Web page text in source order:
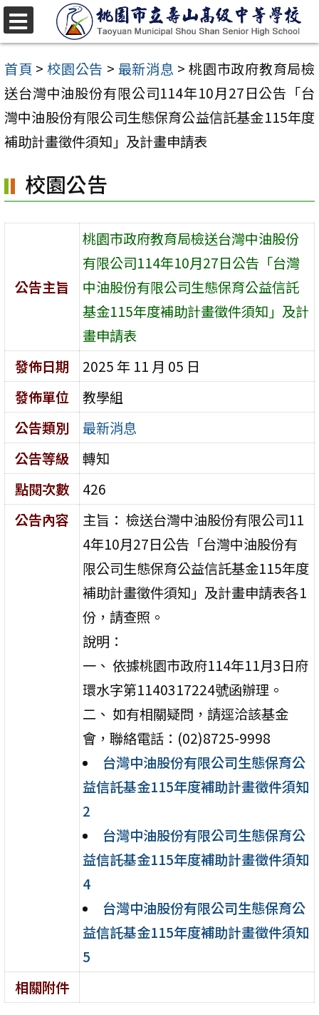
跳
至
主
要
內
容
首頁 > 校園公告 > 最新消息 > 桃園市政府教育局檢
送台灣中油股份有限公司114年10月27日公告「台
灣中油股份有限公司生態保育公益信託基金115年度
補助計畫徵件須知」及計畫申請表
校園公告
公告主旨
桃園市政府教育局檢送台灣中油股份
有限公司114年10月27日公告「台灣
中油股份有限公司生態保育公益信託
基金115年度補助計畫徵件須知」及計
畫申請表
發佈日期
2025 年 11 月 05 日
發佈單位
教學組
公告類別
最新消息
公告等級
轉知
點閱次數
426
公告內容
主旨： 檢送台灣中油股份有限公司11
4年10月27日公告「台灣中油股份有
限公司生態保育公益信託基金115年度
補助計畫徵件須知」及計畫申請表各1
份，請查照。
說明：
一、 依據桃園市政府114年11月3日府
環水字第1140317224號函辦理。
二、 如有相關疑問，請逕洽該基金
會，聯絡電話：(02)8725-9998
台灣中油股份有限公司生態保育公
益信託基金115年度補助計畫徵件須知
2
台灣中油股份有限公司生態保育公
益信託基金115年度補助計畫徵件須知
4
台灣中油股份有限公司生態保育公
益信託基金115年度補助計畫徵件須知
5
相關附件
選
單